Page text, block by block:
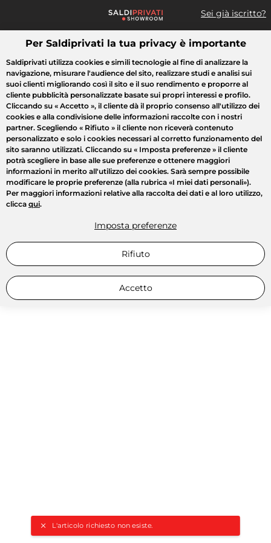
Sei già iscritto?
Cosa cerchi?
L'articolo richiesto non esiste.
Tutte le vendite Moda Casa Bellezza Elettrodomestici
Per Saldiprivati la tua privacy è importante
Saldiprivati utilizza cookies e simili tecnologie al fine di analizzare la
navigazione, misurare l'audience del sito, realizzare studi e analisi sui
suoi clienti migliorando così il sito e il suo rendimento e proporre al
cliente pubblicità personalizzate basate sui propri interessi e profilo.
Cliccando su « Accetto », il cliente dà il proprio consenso all'utilizzo dei
cookies e alla condivisione delle informazioni raccolte con i nostri
partner. Scegliendo « Rifiuto » il cliente non riceverà contenuto
personalizzato e solo i cookies necessari al corretto funzionamento del
sito saranno utilizzati. Cliccando su « Imposta preferenze » il cliente
potrà scegliere in base alle sue preferenze e ottenere maggiori
informazioni in merito all'utilizzo dei cookies. Sarà sempre possibile
modificare le proprie preferenze (alla rubrica «I miei dati personali»).
Per maggiori informazioni relative alla raccolta dei dati e al loro utilizzo,
clicca qui.
Imposta preferenze
Rifiuto
Accetto